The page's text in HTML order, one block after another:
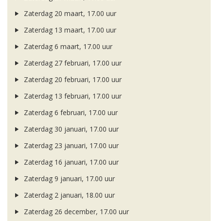
Zaterdag 20 maart, 17.00 uur
Zaterdag 13 maart, 17.00 uur
Zaterdag 6 maart, 17.00 uur
Zaterdag 27 februari, 17.00 uur
Zaterdag 20 februari, 17.00 uur
Zaterdag 13 februari, 17.00 uur
Zaterdag 6 februari, 17.00 uur
Zaterdag 30 januari, 17.00 uur
Zaterdag 23 januari, 17.00 uur
Zaterdag 16 januari, 17.00 uur
Zaterdag 9 januari, 17.00 uur
Zaterdag 2 januari, 18.00 uur
Zaterdag 26 december, 17.00 uur